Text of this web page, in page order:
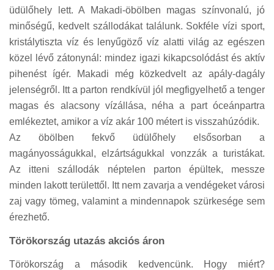
üdülőhely lett. A Makadi-öbölben magas színvonalú, jó
minőségű, kedvelt szállodákat találunk. Sokféle vízi sport,
kristálytiszta víz és lenyűgöző víz alatti világ az egészen
közel lévő zátonynál: mindez igazi kikapcsolódást és aktív
pihenést ígér. Makadi még közkedvelt az apály-dagály
jelenségről. Itt a parton rendkívül jól megfigyelhető a tenger
magas és alacsony vízállása, néha a part óceánpartra
emlékeztet, amikor a víz akár 100 métert is visszahúzódik.
Az öbölben fekvő üdülőhely elsősorban a
magányosságukkal, elzártságukkal vonzzák a turistákat.
Az itteni szállodák néptelen parton épültek, messze
minden lakott területtől. Itt nem zavarja a vendégeket városi
zaj vagy tömeg, valamint a mindennapok szürkesége sem
érezhető.
Törökország utazás akciós áron
Törökország a második kedvencünk. Hogy miért?